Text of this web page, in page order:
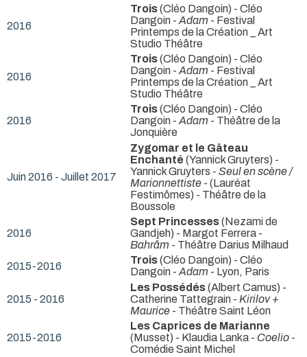
2016
Trois(Cléo Dangoin) - Cléo
Dangoin - Adam - Festival
Printemps de la Création _ Art
Studio Théâtre
2016
Trois(Cléo Dangoin) - Cléo
Dangoin - Adam - Festival
Printemps de la Création _ Art
Studio Théâtre
2016
Trois(Cléo Dangoin) - Cléo
Dangoin -Adam - Théâtre de la
Jonquière
Juin 2016 - Juillet 2017
Zygomar et le Gâteau
Enchanté (Yannick Gruyters) -
Yannick Gruyters - Seul en scène /
Marionnettiste - (Lauréat
Festimômes) - Théâtre de la
Boussole
2016
Sept Princesses(Nezami de
Gandjeh) - Margot Ferrera -
Bahrâm - Théâtre Darius Milhaud
2015-2016
Trois(Cléo Dangoin) - Cléo
Dangoin - Adam - Lyon, Paris
2015 - 2016
Les Possédés(Albert Camus) -
Catherine Tattegrain - Kirilov +
Maurice - Théâtre Saint Léon
2015-2016
Les Caprices de Marianne
(Musset) - Klaudia Lanka - Coelio -
Comédie Saint Michel